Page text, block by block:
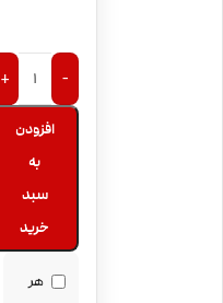
-
+
افزودن
به
سبد
خرید
هر